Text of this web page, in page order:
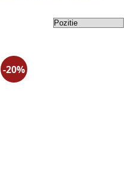
-20%